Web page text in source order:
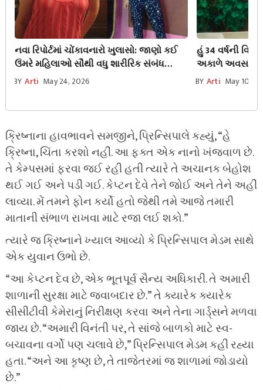
નવા રિપોર્ટમાં ચોંકાવનારો ખુલાસો: જાણો કઈ
ઉંમરે મહિલાઓ સૌથી વધુ શારીરિક સંબંધ
બાંધવાનું પસંદ કરે છે?
BY Arti May 24, 2026
હું 34 વર્ષની
અકાળે અવસાન
જંખના એટલી
BY Arti May 10,
ક્રિષ્નાના હાવભાવને સમજીને, પ્રિન્સિપાલે કહ્યું, “હે
ક્રિષ્ના, ચિંતા કરશો નહીં. આ ફક્ત એક નાનો ખંજવાળ છે.
તે કેમ્પસમાં ફરવા જઈ રહી હતી ત્યારે તે અચાનક બેહોશ
થઈ ગઈ અને પડી ગઈ. કેપ્ટન દેવે તેને જોઈ અને તેને અહીં
લાવ્યા. મેં તમને ફોન કર્યો હતો જેથી તમે આજે તમારી
માતાની સંભાળ રાખવા માટે રજા લઈ શકો.”
ત્યારે જ ક્રિષ્નાને ખ્યાલ આવ્યો કે પ્રિન્સિપાલ મેડમ સાથે
એક યુવાન ઉભો છે.
“આ કેપ્ટન દેવ છે, એક ભૂતપૂર્વ સૈન્ય અધિકારી. તે અમારી
શાળાની સુરક્ષા માટે જવાબદાર છે.” તે ક્યારેક ક્યારેક
સીસીટીવી કેમેરાનું નિરીક્ષણ કરવા અને તેના ગાર્ડ્સને મળવા
જાય છે. “અમારી વિનંતી પર, તે સાંજે બાળકો માટે સ્વ-
બચાવના વર્ગો પણ ચલાવે છે,” પ્રિન્સિપાલ મેડમ કહી રહ્યા
હતા. “અને આ કૃષ્ણ છે, તે તાજેતરમાં જ શાળામાં જોડાયો
છે.”